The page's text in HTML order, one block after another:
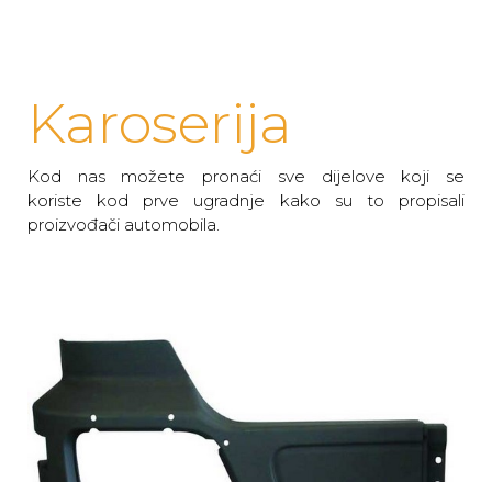
Karoserija
Kod nas možete pronaći sve dijelove koji se
koriste kod prve ugradnje kako su to propisali
proizvođači automobila.